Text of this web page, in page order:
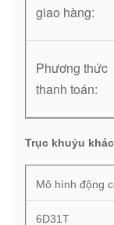
giao hàng:
Phương thức
thanh toán:
Trục khuỷu
Mô hình động
6D31T